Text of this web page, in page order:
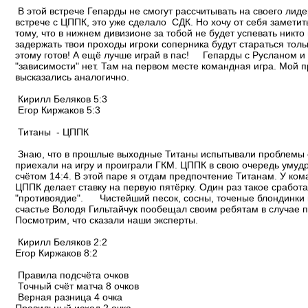
В этой встрече Гепарды не смогут рассчитывать на своего
встрече с ЦППК, это уже сделало СДК. Но хочу от себя
тому, что в нижнем дивизионе за тобой не будет успевать
задержать твои проходы игроки соперника будут стараться
этому готов! А ещё лучше играй в пас! Гепарды с Русланом
"зависимости" нет. Там на первом месте командная игра. Мой
высказались аналогично.
Кирилл Беляков 5:3
Егор Киржаков 5:3
Титаны - ЦППК
Знаю, что в прошлые выходные Титаны испытывали проблемы
приехали на игру и проиграли ГКМ. ЦППК в свою очередь
счётом 14:4. В этой паре я отдам предпочтение Титанам. У
ЦППК делает ставку на первую пятёрку. Один раз такое
"противоядие". Чистейший песок, сосны, точеные блондинки
счастье Володя Гильтайчук пообещал своим ребятам в случае
Посмотрим, что сказали наши эксперты.
Кирилл Беляков 2:2
Егор Киржаков 8:2
Правила подсчёта очков
Точный счёт матча 8 очков
Верная разница 4 очка